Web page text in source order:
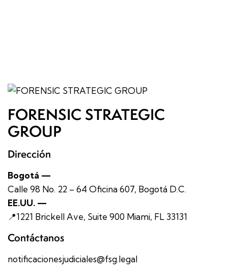
FORENSIC STRATEGIC
GROUP
Dirección
Bogotá —
Calle 98 No. 22 – 64 Oficina 607, Bogotá D.C.
EE.UU. —
📍1221 Brickell Ave, Suite 900 Miami, FL 33131
Contáctanos
notificacionesjudiciales@fsg.legal